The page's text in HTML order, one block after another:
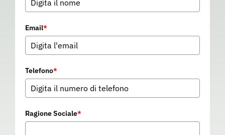
Email*
Telefono*
Ragione Sociale*